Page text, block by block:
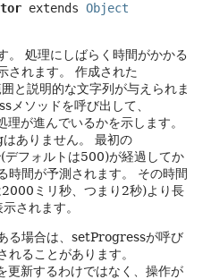
extends Object
処理にしばらく時間がかかる
されます。
作成された
説明的な文字列が与えられま
ソッドを呼び出して、
が進んでいるかを示します。
ありません。
最初の
フォルトは500)が経過してか
時間が予測されます。
その時間
ミリ秒、つまり2秒)より長
されます。
る場合は、setProgressが呼び
ることがあります。
新するわけではなく、操作が